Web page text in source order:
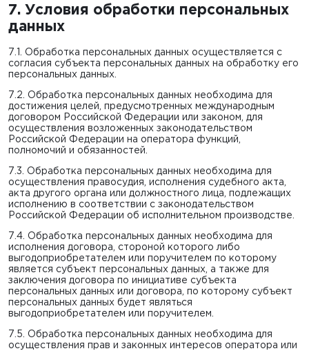
7. Условия обработки персональных
данных
7.1. Обработка персональных данных осуществляется с
согласия субъекта персональных данных на обработку его
персональных данных.
7.2. Обработка персональных данных необходима для
достижения целей, предусмотренных международным
договором Российской Федерации или законом, для
осуществления возложенных законодательством
Российской Федерации на оператора функций,
полномочий и обязанностей.
7.3. Обработка персональных данных необходима для
осуществления правосудия, исполнения судебного акта,
акта другого органа или должностного лица, подлежащих
исполнению в соответствии с законодательством
Российской Федерации об исполнительном производстве.
7.4. Обработка персональных данных необходима для
исполнения договора, стороной которого либо
выгодоприобретателем или поручителем по которому
является субъект персональных данных, а также для
заключения договора по инициативе субъекта
персональных данных или договора, по которому субъект
персональных данных будет являться
выгодоприобретателем или поручителем.
7.5. Обработка персональных данных необходима для
осуществления прав и законных интересов оператора или